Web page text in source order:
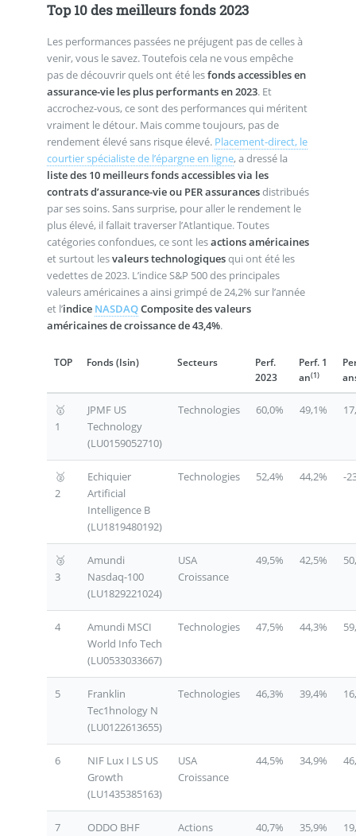
Top 10 des meilleurs fonds 2023
Les performances passées ne préjugent pas de celles à
venir, vous le savez. Toutefois cela ne vous empêche
pas de découvrir quels ont été lesfonds accessibles en
assurance-vie les plus performants en 2023. Et
accrochez-vous, ce sont des performances qui méritent
vraiment le détour. Mais comme toujours, pas de
rendement élevé sans risque élevé. Placement-direct, le
courtier spécialiste de l’épargne en ligne, a dressé la
liste des 10 meilleurs fonds accessibles via les
contrats d’assurance-vie ou PER assurancesdistribués
par ses soins. Sans surprise, pour aller le rendement le
plus élevé, il fallait traverser l’Atlantique. Toutes
catégories confondues, ce sont lesactions américaines
et surtout lesvaleurs technologiquesqui ont été les
vedettes de 2023. L’indice S&P 500 des principales
valeurs américaines a ainsi grimpé de 24,2% sur l’année
et l’indice NASDAQComposite des valeurs
américaines de croissance de 43,4%.
TOP Fonds (Isin) Secteurs
Perf.
2023
Perf. 1
an(1)
🥇
1
JPMF US
Technology
(LU0159052710)
Technologies 60,0% 49,1%
🥈
2
Echiquier
Artificial
Intelligence B
(LU1819480192)
Technologies 52,4% 44,2% -
🥉
3
Amundi
Nasdaq-100
(LU1829221024)
USA
Croissance
49,5% 42,5%
4
Amundi MSCI
World Info Tech
(LU0533033667)
Technologies 47,5% 44,3%
5
Franklin
Tec1hnology N
(LU0122613655)
Technologies 46,3% 39,4%
6
NIF Lux I LS US
Growth
(LU1435385163)
USA
Croissance
44,5% 34,9%
7
ODDO BHF
Actions
40,7% 35,9%